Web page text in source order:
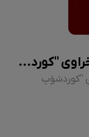
''بەرنامە و پەیڕەوی ناوخۆی ڕێکخراوی ''کوردشۆپ
''کوردشۆپ